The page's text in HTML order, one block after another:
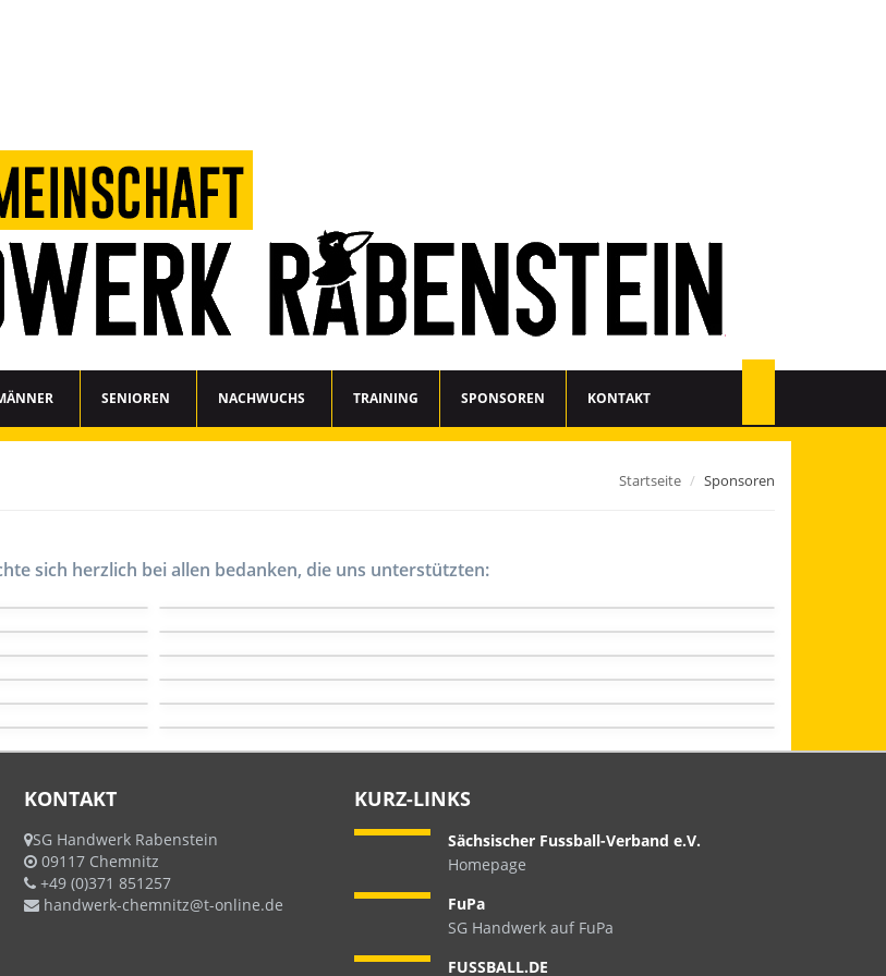
SENIOREN NACHWUCHS TRAINING SPONSOREN KONTAKT
Startseite Sponsoren
sich herzlich bei allen bedanken, die uns unterstützten:
KONTAKT
SG Handwerk Rabenstein
09117 Chemnitz
+49 (0)371 851257
handwerk-chemnitz@t-online.de
KURZ-LINKS
Sächsischer Fussball-Verband e.V.
Homepage
FuPa
SG Handwerk auf FuPa
FUSSBALL.DE